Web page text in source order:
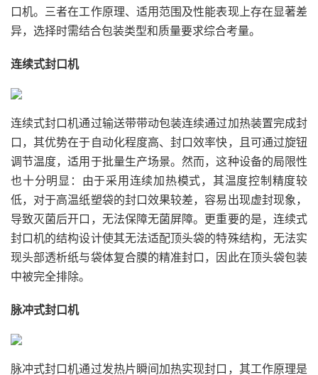
口机。三者在工作原理、适用范围及性能表现上存在显著差
异，选择时需结合包装类型和质量要求综合考量。
连续式封口机
连续式封口机通过输送带带动包装连续通过加热装置完成封
口，其优势在于自动化程度高、封口效率快，且可通过旋钮
调节温度，适用于批量生产场景。然而，这种设备的局限性
也十分明显：由于采用连续加热模式，其温度控制精度较
低，对于高温纸塑袋的封口效果较差，容易出现虚封现象，
导致灭菌后开口，无法保障无菌屏障。更重要的是，连续式
封口机的结构设计使其无法适配顶头袋的特殊结构，无法实
现头部透析纸与袋体复合膜的精准封口，因此在顶头袋包装
中被完全排除。
脉冲式封口机
脉冲式封口机通过发热片瞬间加热实现封口，其工作原理是